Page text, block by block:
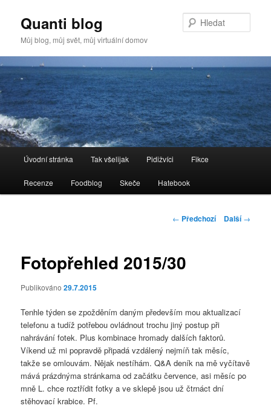
Quanti blog
Můj blog, můj svět, můj virtuální domov
navigační
Přejít
k
webu
Úvodní stránka Tak všelijak Pidižvíci Fikce
Recenze Foodblog Skeče Hatebook
Navigace
← Předchozí Další→
Fotopřehled 2015/30
Publikováno29.7.2015
Tenhle týden se zpožděním daným především mou aktualizací
telefonu a tudíž potřebou ovládnout trochu jiný postup při
nahrávání fotek. Plus kombinace hromady dalších faktorů.
Víkend už mi popravdě připadá vzdálený nejmíň tak měsíc,
takže se omlouvám. Nějak nestíhám. Q&A deník na mě vyčítavě
mává prázdnýma stránkama od začátku července, asi měsíc po
mně L. chce roztřídit fotky a ve sklepě jsou už čtrnáct dní
stěhovací krabice. Pf.